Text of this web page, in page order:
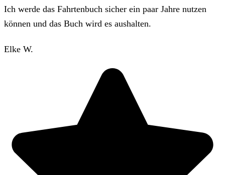
Ich werde das Fahrtenbuch sicher ein paar Jahre nutzen
können und das Buch wird es aushalten.
Elke W.